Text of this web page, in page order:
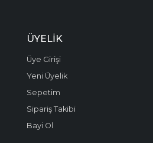
ÜYELIK
Üye Girişi
Yeni Üyelik
Sepetim
Sipariş Takibi
Bayi Ol